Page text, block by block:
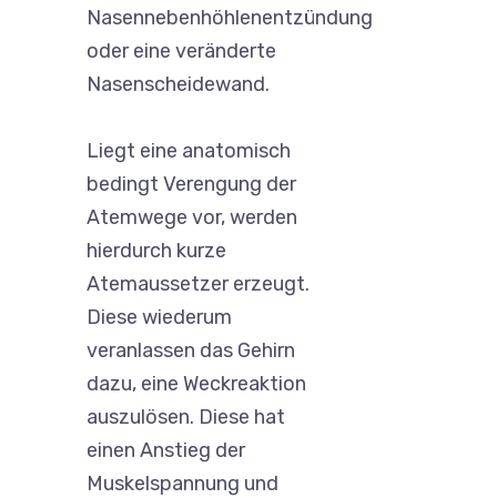
Nasennebenhöhlenentzündung
oder eine veränderte
Nasenscheidewand.
Liegt eine anatomisch
bedingt Verengung der
Atemwege vor, werden
hierdurch kurze
Atemaussetzer erzeugt.
Diese wiederum
veranlassen das Gehirn
dazu, eine Weckreaktion
auszulösen. Diese hat
einen Anstieg der
Muskelspannung und